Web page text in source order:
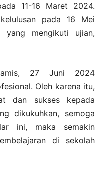
11-16 Maret 2024.
pada 16 Mei
yang mengikuti ujian,
27 Juni 2024
Oleh karena itu,
dan sukses kepada
dikukuhkan, semoga
ini, maka semakin
di sekolah